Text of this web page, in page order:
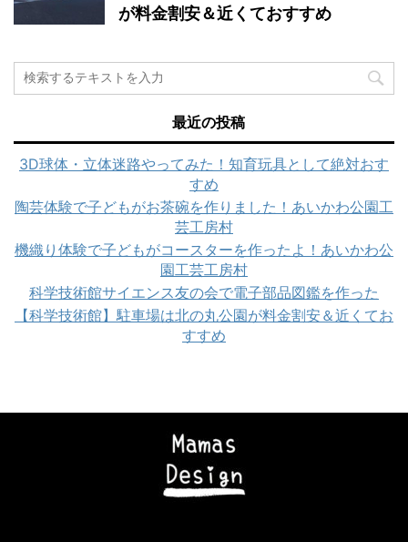
が料金割安＆近くておすすめ
最近の投稿
3D球体・立体迷路やってみた！知育玩具として絶対おす
すめ
陶芸体験で子どもがお茶碗を作りました！あいかわ公園工
芸工房村
機織り体験で子どもがコースターを作ったよ！あいかわ公
園工芸工房村
科学技術館サイエンス友の会で電子部品図鑑を作った
【科学技術館】駐車場は北の丸公園が料金割安＆近くてお
すすめ